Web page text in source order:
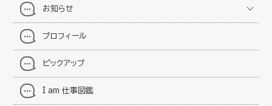
お知らせ
プロフィール
ピックアップ
I am 仕事図鑑